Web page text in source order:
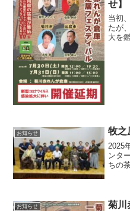
せ】
当初
たが
大を
お知らせ 牧之
2025
ンタ
ちの
てい
お知らせ
菊川